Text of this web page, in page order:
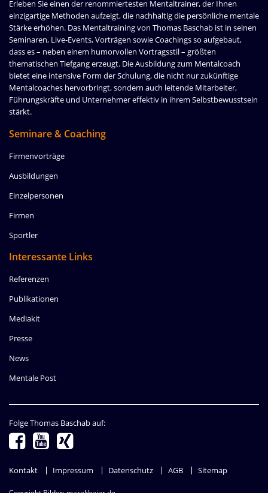
Erleben Sie einen der renommiertesten Mentaltrainer, der Ihnen
einzigartige Methoden aufzeigt, die nachhaltig die persönliche mentale
Stärke erhöhen. Das Mentaltraining von Thomas Baschab ist in seinen
Seminaren, Live-Events, Vorträgen sowie Coachings so aufgebaut,
dass es – neben einem humorvollen Vortragsstil – größten
thematischen Tiefgang erzeugt. Die Ausbildung zum Mentalcoach
bietet eine intensive Form der Schulung, die nicht nur zukünftige
Mentalcoaches hervorbringt, sondern auch leitende Mitarbeiter,
Führungskräfte und Unternehmer effektiv in ihrem Selbstbewusstsein
stärkt.
Seminare & Coaching
Firmenvorträge
Ausbildungen
Einzelpersonen
Firmen
Sportler
Interessante Links
Referenzen
Publikationen
Mediakit
Presse
News
Mentale Post
Folge Thomas Baschab auf:
Navigation
Kontakt Impressum Datenschutz AGB Sitemap